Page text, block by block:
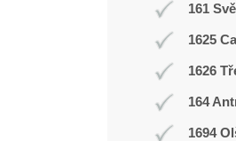
161
1625
1626
164
1694